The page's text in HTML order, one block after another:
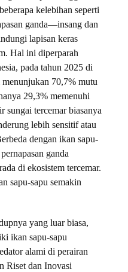
kelebihan seperti
ganda—insang dan
lapisan keras
Hal ini diperparah
pada tahun 2025 di
70,7% mutu
29,3% memenuhi
sungai tercemar biasanya
lebih sensitif atau
dengan ikan sapu-
ganda
di ekosistem tercemar.
sapu-sapu semakin
yang luar biasa,
ikan sapu-sapu
alami di perairan
Riset dan Inovasi